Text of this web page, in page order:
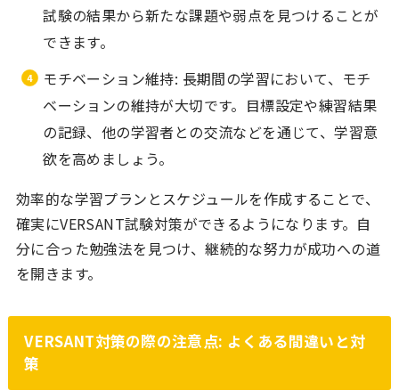
試験の結果から新たな課題や弱点を見つけることが
できます。
モチベーション維持: 長期間の学習において、モチ
ベーションの維持が大切です。目標設定や練習結果
の記録、他の学習者との交流などを通じて、学習意
欲を高めましょう。
効率的な学習プランとスケジュールを作成することで、
確実にVERSANT試験対策ができるようになります。自
分に合った勉強法を見つけ、継続的な努力が成功への道
を開きます。
VERSANT対策の際の注意点: よくある間違いと対
策